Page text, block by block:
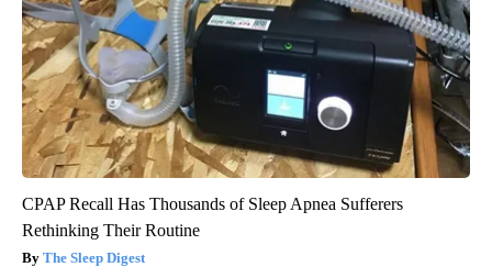
CPAP Recall Has Thousands of Sleep Apnea Sufferers
Rethinking Their Routine
The Sleep Digest